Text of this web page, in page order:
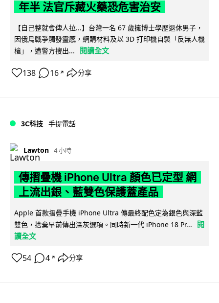
年半 法官斥藏火藥恐危害治安
【自己整就會俾人拉...】台灣一名 67 歲擁博士學歷退休男子，
因俄烏戰爭觸發靈感，網購材料及以 3D 打印機自製「反無人機
槍」，遭警方搜出...
閱讀全文
138 16 ↗ 分享
3C科技 手提電話
Lawton 4 小時
傳摺疊機 iPhone Ultra 顏色已定型 網
上流出銀、藍雙色保護蓋產品
Apple 首款摺疊手機 iPhone Ultra 傳最終配色定為銀色與深藍
雙色，捨棄早前傳出深灰選項。同時新一代 iPhone 18 Pr...
閱
讀全文
54 4 ↗ 分享